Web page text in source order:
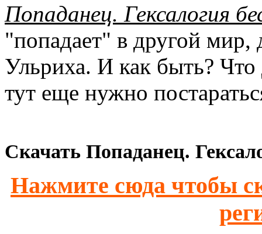
Попаданец. Гексалогия
"попадает" в другой мир,
Ульриха. И как быть? Что
тут еще нужно
Скачать Попаданец.
Нажмите сюда чтобы